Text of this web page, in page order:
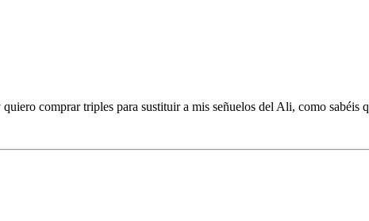
comprar triples para sustituir a mis señuelos del Ali, como sabéis